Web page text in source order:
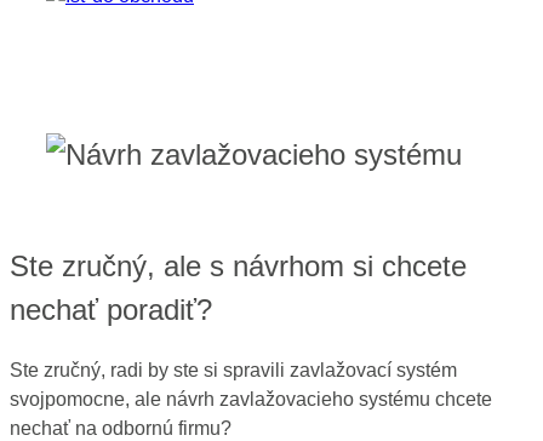
Ste zručný, ale s návrhom si chcete
nechať poradiť?
Ste zručný, radi by ste si spravili zavlažovací systém
svojpomocne, ale návrh zavlažovacieho systému chcete
nechať na odbornú firmu?